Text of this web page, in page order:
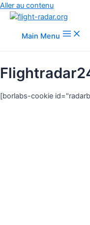
Aller au contenu
Main Menu
[borlabs-cookie